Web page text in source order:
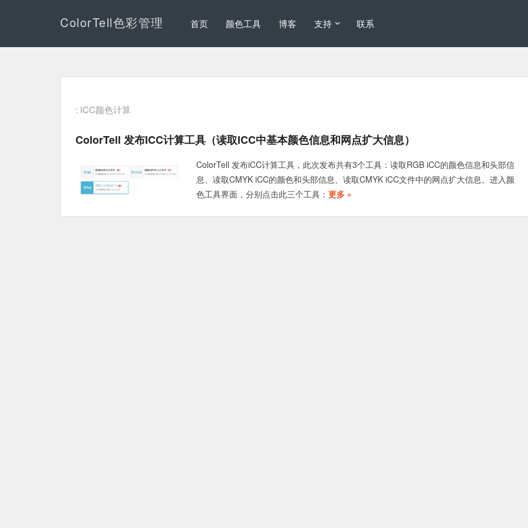
ColorTell色彩管理 首页 颜色工具 博客 支持 联系
: ICC颜色计算
ColorTell 发布iCC计算工具（读取iCC中基本颜色信息和网点扩大信息）
ColorTell 发布iCC计算工具，此次发布共有3个工具：读取RGB iCC的颜色信息和头部信
息、读取CMYK iCC的颜色和头部信息、读取CMYK iCC文件中的网点扩大信息。进入颜
色工具界面，分别点击此三个工具： 更多 »